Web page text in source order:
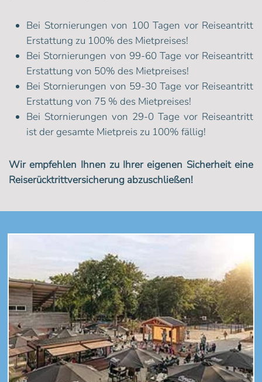
Bei Stornierungen von 100 Tagen vor Reiseantritt
Erstattung zu 100% des Mietpreises!
Bei Stornierungen von 99-60 Tage vor Reiseantritt
Erstattung von 50% des Mietpreises!
Bei Stornierungen von 59-30 Tage vor Reiseantritt
Erstattung von 75 % des Mietpreises!
Bei Stornierungen von 29-0 Tage vor Reiseantritt
ist der gesamte Mietpreis zu 100% fällig!
Wir empfehlen Ihnen zu Ihrer eigenen Sicherheit eine
Reiserücktrittversicherung abzuschließen!